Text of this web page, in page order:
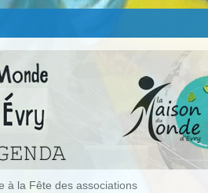
à la Fête des associations